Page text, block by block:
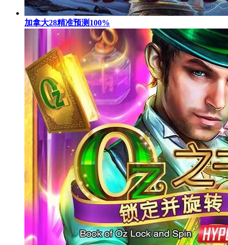
加拿大28精准预测100%